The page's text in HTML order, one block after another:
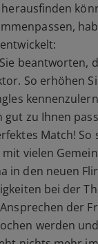
beantworten,
So erhöhen
zu Ihnen
Match! So
vielen
in den neuen
bei der
der
werden